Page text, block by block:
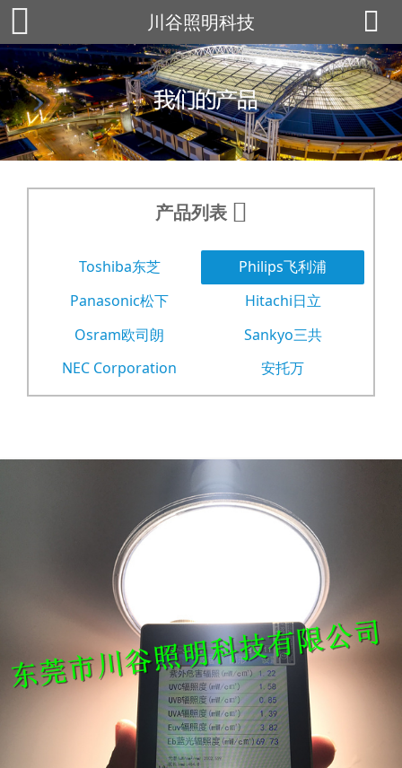
川谷照明科技
产品列表
Toshiba东芝
Philips飞利浦
Panasonic松下
Hitachi日立
Osram欧司朗
Sankyo三共
NEC Corporation
安托万